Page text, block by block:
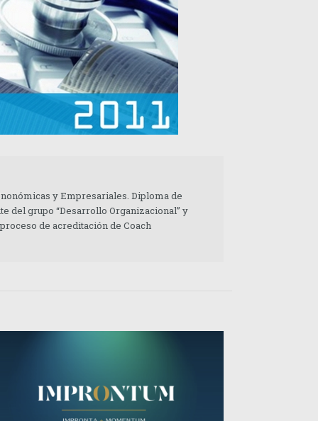
y Empresariales. Diploma de
del grupo “Desarrollo Organizacional” y
de acreditación de Coach